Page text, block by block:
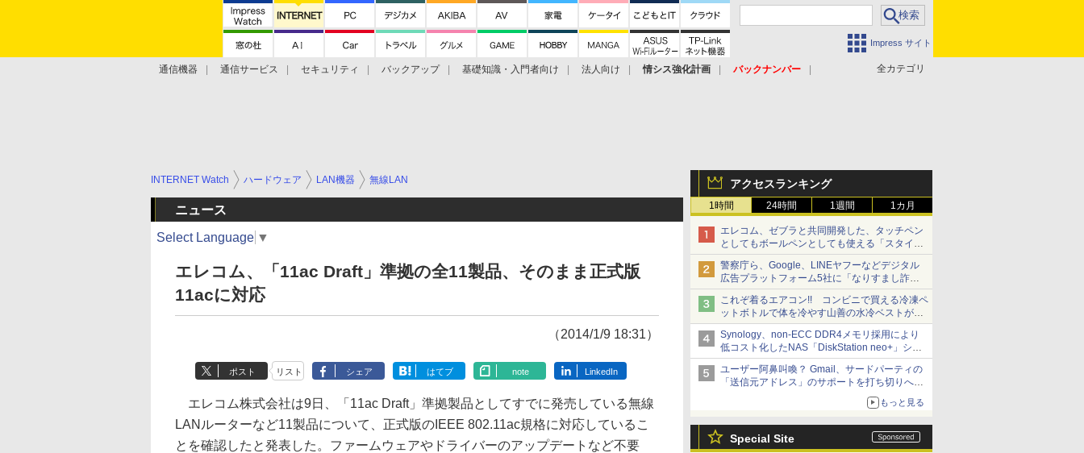
Impress サイト
全カテゴリ
通信機器 通信サービス セキュリティ バックアップ 基礎知識・入門者向け 法人向け 情シス強化計画
バックナンバー
アクセスランキング
1時間 24時間 1週間 1カ月
エレコム、ゼブラと共同開発した、タッチペン
としてもボールペンとしても使える「スタイラ
スツーウェイ」発売 iPadにも紙にも、持ち替
えずに書き込める
警察庁ら、Google、LINEヤフーなどデジタル
広告プラットフォーム5社に「なりすまし詐欺
広告」対策強化を要請 著名人の写真や映像を
使った投資詐欺などへの対策として
これぞ着るエアコン!! コンビニで買える冷凍ペ
ットボトルで体を冷やす山善の水冷ベストがロ
ードバイクにちょうどいい【ぼっち・ざ・ろー
ど！その14】【空いた時間でなにしてる？】
Synology、non-ECC DDR4メモリ採用により
低コスト化したNAS「DiskStation neo+」シリ
ーズ 予算を抑えて導入でき、ECCメモリへの
アップグレードも可能
ユーザー阿鼻叫喚？ Gmail、サードパーティの
「送信元アドレス」のサポートを打ち切りへ
もっと見る
Special Site
INTERNET Watch ハードウェア LAN機器 無線LAN
ニュース
Select Language ▼
エレコム、「11ac Draft」準拠の全11製品、そのまま正式版
11acに対応
（2014/1/9 18:31）
ポスト リスト シェア はてブ note LinkedIn
エレコム株式会社は9日、「11ac Draft」準拠製品としてすでに発売している無線
LANルーターなど11製品について、正式版のIEEE 802.11ac規格に対応しているこ
とを確認したと発表した。ファームウェアやドライバーのアップデートなど不要